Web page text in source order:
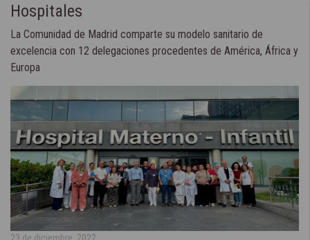
Hospitales
La Comunidad de Madrid comparte su modelo sanitario de
excelencia con 12 delegaciones procedentes de América, África y
Europa